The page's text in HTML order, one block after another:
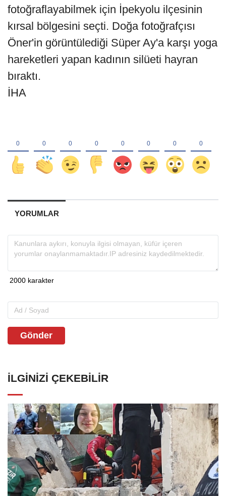
fotoğraflayabilmek için İpekyolu ilçesinin
kırsal bölgesini seçti. Doğa fotoğrafçısı
Öner'in görüntülediği Süper Ay'a karşı yoga
hareketleri yapan kadının silüeti hayran
bıraktı.
İHA
YORUMLAR
Gönder
İLGINIZI ÇEKEBILIR